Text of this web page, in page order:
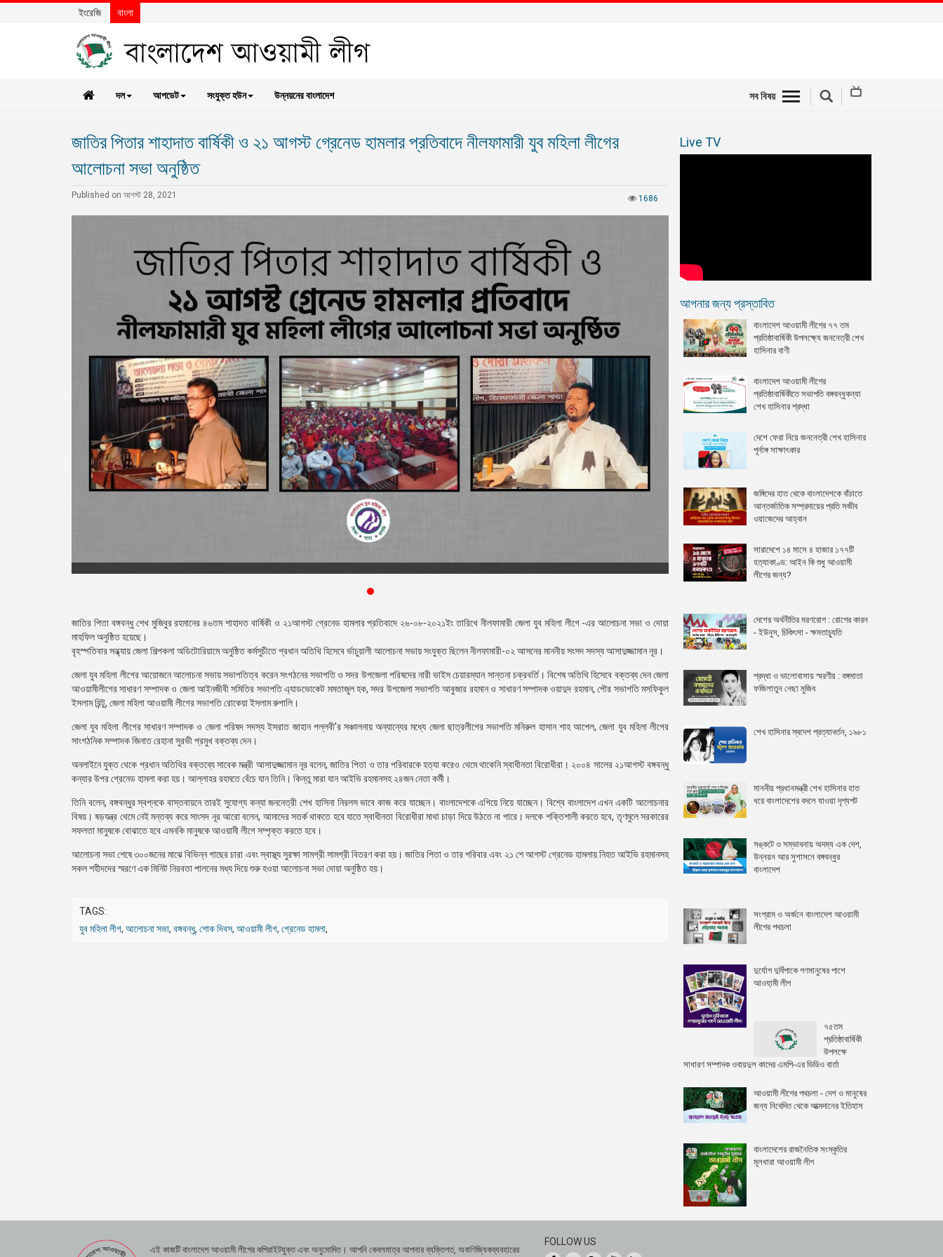
ইংরেজি বাংলা
দল আপডেট সংযুক্ত হউন উন্নয়নের বাংলাদেশ সব বিষয়
জাতির পিতার শাহাদাত বার্ষিকী ও ২১ আগস্ট গ্রেনেড হামলার প্রতিবাদে নীলফামারী যুব মহিলা লীগের
আলোচনা সভা অনুষ্ঠিত
1686
Published on আগস্ট 28, 2021
জাতির পিতা বঙ্গবন্ধু শেখ মুজিবুর রহমানের ৪৬তম শাহাদত বার্ষিকী ও ২১আগস্ট গ্রেনেড হামলার প্রতিবাদে ২৬-০৮-২০২১ইং তারিখে নীলফামারী জেলা যুব মহিলা লীগে -এর আলোচনা সভা ও দোয়া
মাহফিল অনুষ্ঠিত হয়েছে।
বৃহস্পতিবার সন্ধ্যায় জেলা শিল্পকলা অডিটোরিয়ামে অনুষ্ঠিত কর্মসুচীতে প্রধান অতিথি হিসেবে র্ভাচুয়ালী আলোচনা সভায় সংযুক্ত ছিলেন নীলফামারী-০২ আসনের মাননীয় সংসদ সদস্য আসাদুজ্জামান নূর।
জেলা যুব মহিলা লীগের আয়োজনে আলোচনা সভায় সভাপতিত্ব করেন সংগঠনের সভাপতি ও সদর উপজেলা পরিষদের নারী ভাইস চেয়ারম্যান সান্তনা চক্রবর্তি। বিশেষ অতিথি হিসেবে বক্তব্য দেন জেলা
আওয়ামীলীগের সাধারণ সম্পাদক ও জেলা আইনজীবী সমিতির সভাপতি এ্যাডভোকেট মমতাজুল হক, সদর উপজেলা সভাপতি আবুজার রহমান ও সাধারণ সম্পাদক ওয়াদুদ রহমান, পৌর সভাপতি মসফিকুল
ইসলাম রিন্টু, জেলা মহিলা আওয়ামী লীগের সভাপতি রোকেয়া ইসলাম রুপালি।
জেলা যুব মহিলা লীগের সাধারণ সম্পাদক ও জেলা পরিষদ সদস্য ইসরাত জাহান পল্লবী’র সঞ্চালনায় অন্যান্যের মধ্যে জেলা ছাত্রলীগের সভাপতি মনিরুল হাসান শাহ আপেল, জেলা যুব মহিলা লীগের
সাংগঠনিক সম্পাদক জিনাত রেহানা সুরভী প্রমুখ বক্তব্য দেন।
অনলাইনে যুক্ত থেকে প্রধান অতিথির বক্তব্যে সাবেক মন্ত্রী আসাদুজ্জামান নূর বলেন, জাতির পিতা ও তার পরিবারকে হত্যা করেও থেমে থাকেনি স্বাধীনতা বিরোধীরা। ২০০৪ সালের ২১আগস্ট বঙ্গবন্ধু
কন্যার উপর গ্রেনেড হামলা করা হয়। আল্লাহর রহমতে বেঁচে যান তিনি। কিন্তু মারা যান আইভি রহমানসহ ২৪জন নেতা কর্মী।
তিনি বলেন, বঙ্গবন্ধুর স্বপ্নকে বাস্তবায়নে তারই সুযোগ্য কন্যা জননেত্রী শেখ হাসিনা নিরলস ভাবে কাজ করে যাচ্ছেন। বাংলাদেশকে এগিয়ে নিয়ে যাচ্ছেন। বিশ্বে বাংলাদেশ এখন একটি আলোচনার
বিষয়। ষড়যন্ত্র থেমে নেই মন্তব্য করে সাংসদ নূর আরো বলেন, আমাদের সতর্ক থাকতে হবে যাতে স্বাধীনতা বিরোধীরা মাথা চাড়া দিয়ে উঠতে না পারে। দলকে শক্তিশালী করতে হবে, তৃণমুলে সরকারের
সফলতা মানুষকে বোঝাতে হবে এমনকি মানুষকে আওয়ামী লীগে সম্পৃক্ত করতে হবে।
আলোচনা সভা শেষে ৩০০জনের মাঝে বিভিন্ন গাছের চারা এবং স্বাস্থ্য সুরক্ষা সামগ্রী সামগ্রী বিতরণ করা হয়। জাতির পিতা ও তার পরিবার এবং ২১ শে আগস্ট গ্রেনেড হামলায় নিহত আইভি রহমানসহ
সকল শহীদদের স্মরণে এক মিনিট নিরবতা পালনের মধ্য দিয়ে শুরু হওয়া আলোচনা সভা দোয়া অনুষ্ঠিত হয়।
TAGS:
যুব মহিলা লীগ, আলোচনা সভা, বঙ্গবন্ধু, শোক দিবস, আওয়ামী লীগ, গ্রেনেড হামলা,
Live TV
আপনার জন্য প্রস্তাবিত
বাংলাদেশ আওয়ামী লীগের ৭৭ তম
প্রতিষ্ঠাবার্ষিকী উপলক্ষ্যে জননেত্রী শেখ
হাসিনার বাণী
বাংলাদেশ আওয়ামী লীগের
প্রতিষ্ঠাবার্ষিকীতে সভাপতি বঙ্গবন্ধুকন্যা
শেখ হাসিনার শ্রদ্ধা
দেশে ফেরা নিয়ে জননেত্রী শেখ হাসিনার
পূর্নাঙ্গ সাক্ষাৎকার
জঙ্গিদের হাত থেকে বাংলাদেশকে বাঁচাতে
আন্তর্জাতিক সম্প্রদায়ের প্রতি সজীব
ওয়াজেদের আহ্বান
সারাদেশে ১৪ মাসে ৪ হাজার ১৭৭টি
হত্যাকাণ্ড: আইন কি শুধু আওয়ামী
লীগের জন্য?
দেশের অর্থনীতির মরণরোগ : রোগের কারন
- ইউনুস, চিকিৎসা - ক্ষমতাচ্যুতি
শ্রদ্ধা ও ভালোবাসায় স্মরণীয় : বঙ্গমাতা
ফজিলাতুন নেছা মুজিব
শেখ হাসিনার স্বদেশ প্রত্যাবর্তন, ১৯৮১
মাননীয় প্রধানমন্ত্রী শেখ হাসিনার হাত
ধরে বাংলাদেশের বদলে যাওয়া দৃশ্যপট
সঙ্কটে ও সম্ভাবনায় অদম্য এক দেশ,
উন্নয়ন আর সুশাসনে বঙ্গবন্ধুর
বাংলাদেশ
সংগ্রাম ও অর্জনে বাংলাদেশ আওয়ামী
লীগের পথচলা
দুর্যোগ দুর্বিপাকে গণমানুষের পাশে
আওযা়মী লীগ
৭৫তম
প্রতিষ্ঠাবার্ষিকী
উপলক্ষে
সাধারণ সম্পাদক ওবায়দুল কাদের এমপি-এর ভিডিও বার্তা
আওয়ামী লীগের পথচলা - দেশ ও মানুষের
জন্য নিবেদিত থেকে আত্মদানের ইতিহাস
বাংলাদেশের রাজনৈতিক সংস্কৃতির
মূলধারা আওয়ামী লীগ
এই কাজটি বাংলাদেশ আওয়ামী লীগের কপিরাইটযুক্ত এবং অনুমোদিত। আপনি কেবলমাত্র আপনার ব্যক্তিগত, অবাণিজ্যিকব্যবহারের
FOLLOW US